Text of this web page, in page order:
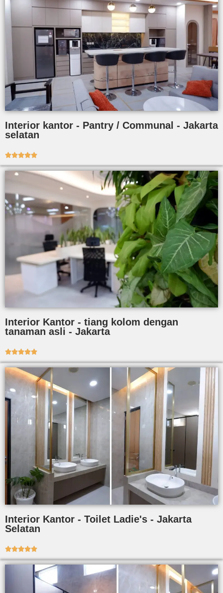
Interior kantor - Pantry / Communal - Jakarta
selatan

Interior Kantor - tiang kolom dengan
tanaman asli - Jakarta

Interior Kantor - Toilet Ladie's - Jakarta
Selatan
